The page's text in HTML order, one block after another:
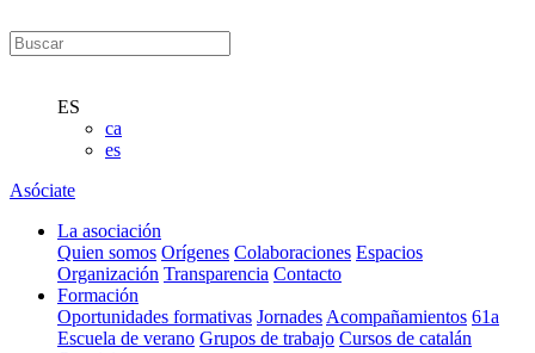
ES
ca
es
Asóciate
La asociación
Quien somos Orígenes Colaboraciones Espacios
Organización Transparencia Contacto
Formación
Oportunidades formativas Jornades Acompañamientos 61a
Escuela de verano Grupos de trabajo Cursos de catalán